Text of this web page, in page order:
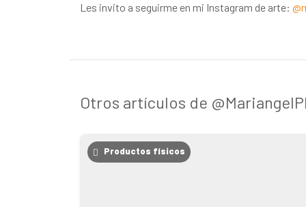
Les invito a seguirme en mi Instagram de arte:
Otros artículos de
Productos físicos